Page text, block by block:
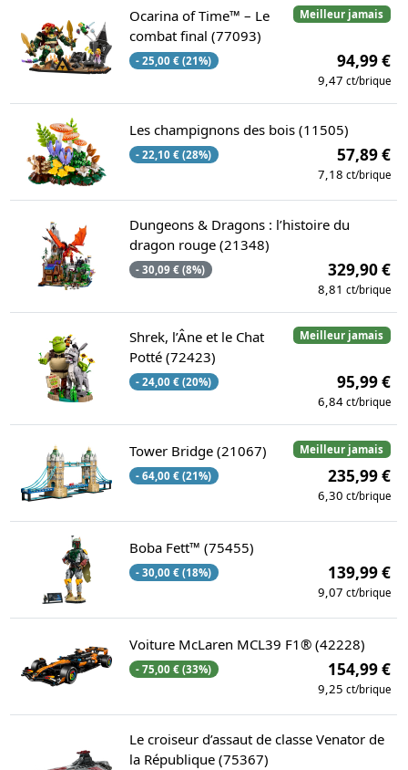
Meilleur jamais
Ocarina of Time™ – Le
combat final (77093)
- 25,00 € (21%) 94,99 €
9,47 ct/brique
Les champignons des bois (11505)
- 22,10 € (28%) 57,89 €
7,18 ct/brique
Dungeons & Dragons : l’histoire du
dragon rouge (21348)
- 30,09 € (8%) 329,90 €
8,81 ct/brique
Meilleur jamais
Shrek, l’Âne et le Chat
Potté (72423)
- 24,00 € (20%) 95,99 €
6,84 ct/brique
Meilleur jamais
Tower Bridge (21067)
- 64,00 € (21%) 235,99 €
6,30 ct/brique
Boba Fett™ (75455)
- 30,00 € (18%) 139,99 €
9,07 ct/brique
Voiture McLaren MCL39 F1® (42228)
- 75,00 € (33%) 154,99 €
9,25 ct/brique
Le croiseur d’assaut de classe Venator de
la République (75367)